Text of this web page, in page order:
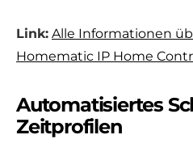
Link: Alle Informationen
Homematic IP Home
Automatisiertes
Zeitprofilen